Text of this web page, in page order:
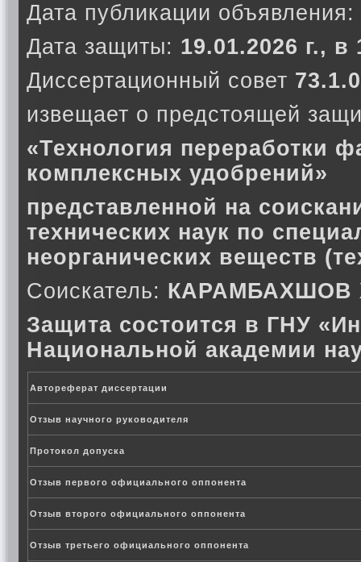
Дата публикации объявления:
Дата защиты: 19.01.2026 г., в
Диссертационный совет
извещает о предстоящей
«Технология переработки
комплексных удобрений»
представленной на
технических наук по
неорганических веществ
Соискатель:
Защита состоится в ГНУ
Национальной академии
Автореферат диссертации
Отзыв научного руководителя
Протокол допуска
Отзыв первого официального оппонента
Отзыв второго официального оппонента
Отзыв третьего официального оппонента